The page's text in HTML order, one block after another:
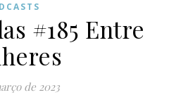
#185 Entre
de 2023